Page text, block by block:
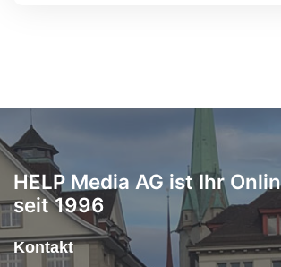
HELP Media AG ist Ihr
seit 1996
Kontakt